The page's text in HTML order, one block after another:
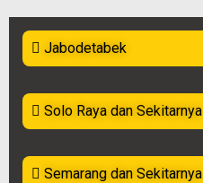
Jabodetabek
Solo Raya dan Sekitarnya
Semarang dan Sekitarnya